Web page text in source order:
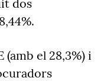
dos
(amb el 28,3%) i